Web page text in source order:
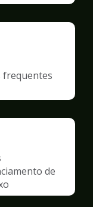
frequentes
de